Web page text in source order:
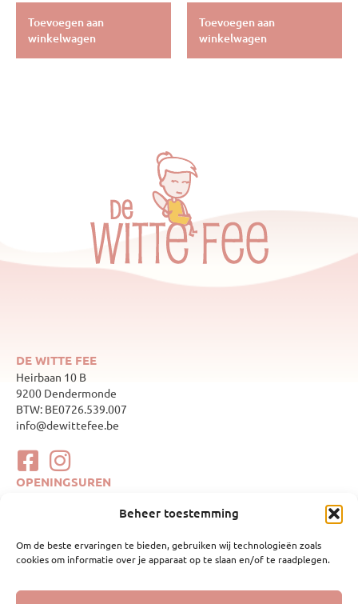
Beheer toestemming
Om de beste ervaringen te bieden, gebruiken wij technologieën zoals
cookies om informatie over je apparaat op te slaan en/of te raadplegen.
Toevoegen aan
winkelwagen
Toevoegen aan
winkelwagen
DE WITTE FEE
Heirbaan 10 B
9200 Dendermonde
BTW: BE0726.539.007
info@dewittefee.be
OPENINGSUREN
10:00–17:00
donderdag
10:00–17:00
vrijdag
10:00–17:00
zondag
Gesloten